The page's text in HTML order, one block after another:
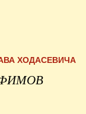
ХОДАСЕВИЧА